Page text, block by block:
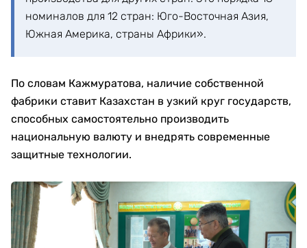
номиналов для 12 стран: Юго-Восточная Азия,
Южная Америка, страны Африки».
По словам Кажмуратова, наличие собственной
фабрики ставит Казахстан в узкий круг государств,
способных самостоятельно производить
национальную валюту и внедрять современные
защитные технологии.